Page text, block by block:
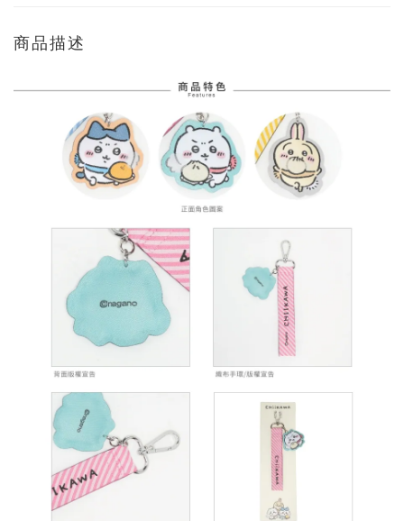
商品描述